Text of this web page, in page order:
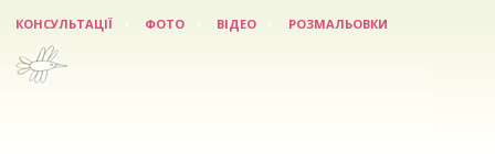
КОНСУЛЬТАЦІЇ ФОТО ВІДЕО РОЗМАЛЬОВКИ